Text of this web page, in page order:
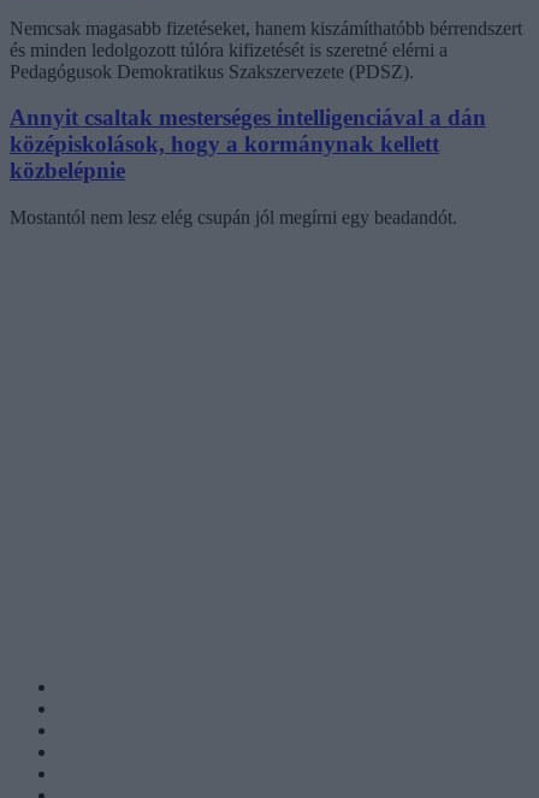
Nemcsak magasabb fizetéseket, hanem kiszámíthatóbb bérrendszert
és minden ledolgozott túlóra kifizetését is szeretné elérni a
Pedagógusok Demokratikus Szakszervezete (PDSZ).
Annyit csaltak mesterséges intelligenciával a dán
középiskolások, hogy a kormánynak kellett
közbelépnie
Mostantól nem lesz elég csupán jól megírni egy beadandót.